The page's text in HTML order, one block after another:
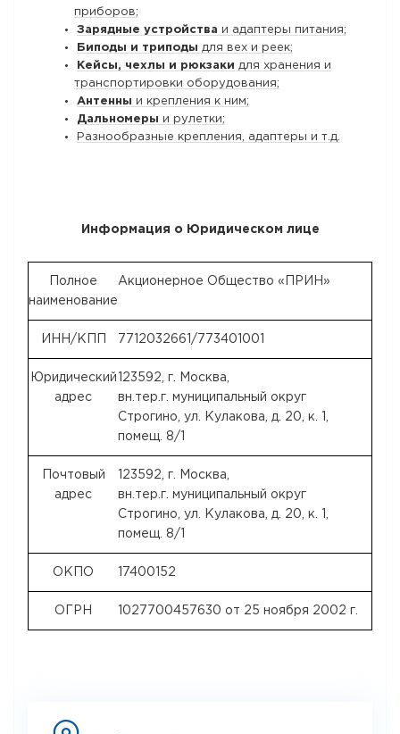
приборов;
Зарядные устройства и адаптеры питания;
Биподы и триподы для вех и реек;
Кейсы, чехлы и рюкзаки для хранения и
транспортировки оборудования;
Антенны и крепления к ним;
Дальномеры и рулетки;
Разнообразные крепления, адаптеры и т.д.
Информация о Юридическом лице
Полное
наименование
Акционерное Общество «ПРИН»
ИНН/КПП 7712032661/773401001
Юридический
адрес
123592, г. Москва,
вн.тер.г. муниципальный округ
Строгино, ул. Кулакова, д. 20, к. 1,
помещ. 8/1
Почтовый
адрес
123592, г. Москва,
вн.тер.г. муниципальный округ
Строгино, ул. Кулакова, д. 20, к. 1,
помещ. 8/1
ОКПО 17400152
ОГРН 1027700457630 от 25 ноября 2002 г.